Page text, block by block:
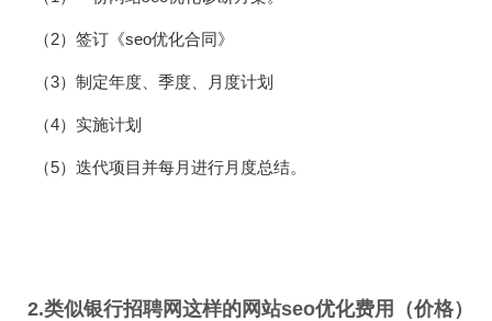
（2）签订《seo优化合同》
（3）制定年度、季度、月度计划
（4）实施计划
（5）迭代项目并每月进行月度总结。
2.类似银行招聘网这样的网站seo优化费用（价格）